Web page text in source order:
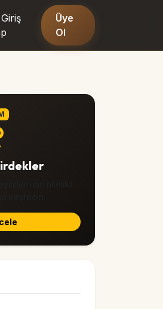
Giriş
Üye
Ol